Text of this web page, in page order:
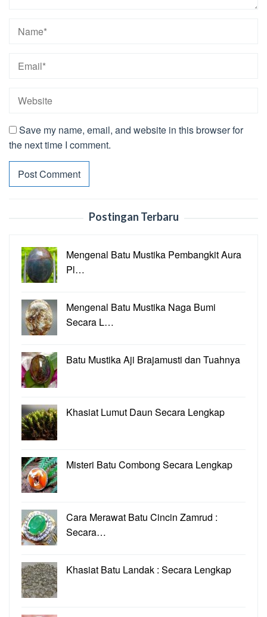
Save my name, email, and website in this browser for
the next time I comment.
Postingan Terbaru
Mengenal Batu Mustika Pembangkit Aura
Pl…
Mengenal Batu Mustika Naga Bumi
Secara L…
Batu Mustika Aji Brajamusti dan Tuahnya
Khasiat Lumut Daun Secara Lengkap
Misteri Batu Combong Secara Lengkap
Cara Merawat Batu Cincin Zamrud :
Secara…
Khasiat Batu Landak : Secara Lengkap